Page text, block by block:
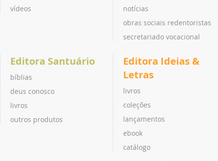
vídeos
notícias
obras sociais redentoristas
secretariado vocacional
Editora Santuário
bíblias
deus conosco
livros
outros produtos
Editora Ideias &
Letras
livros
coleções
lançamentos
ebook
catálogo